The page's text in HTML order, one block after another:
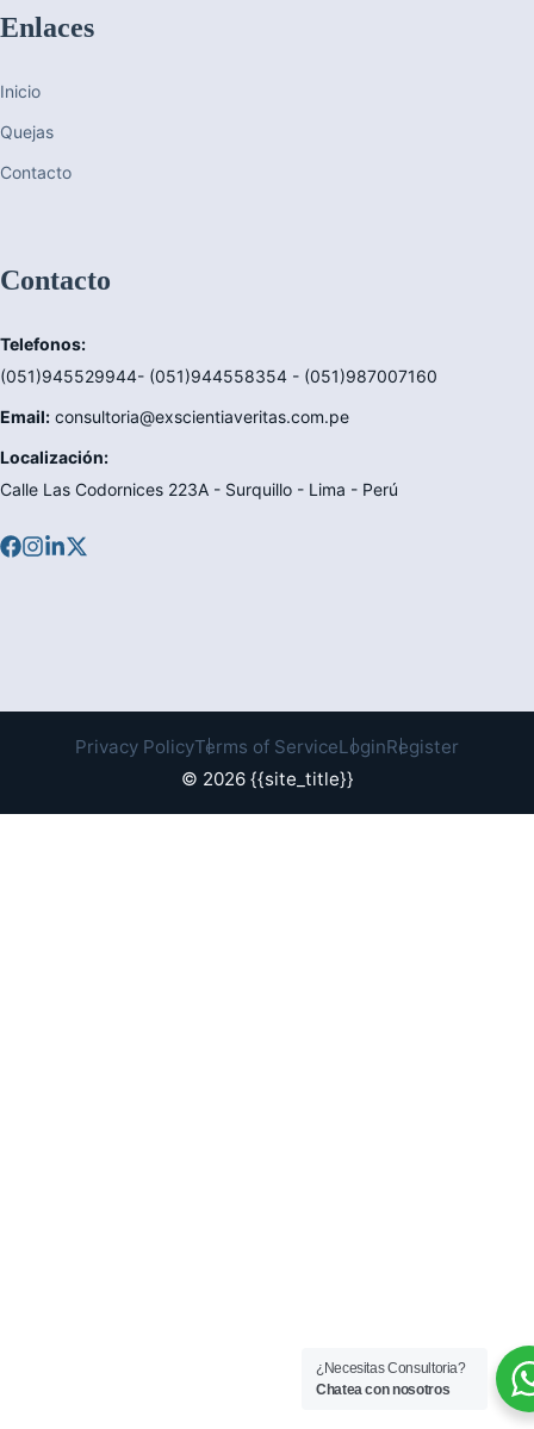
Enlaces
Inicio
Quejas
Contacto
Contacto
Telefonos:
(051)945529944- (051)944558354 - (051)987007160
Email: consultoria@exscientiaveritas.com.pe
Localización:
Calle Las Codornices 223A - Surquillo - Lima - Perú
© 2026 {{site_title}}
Privacy PolicyTerms of ServiceLoginRegister
¿Necesitas Consultoria?
Chatea con nosotros